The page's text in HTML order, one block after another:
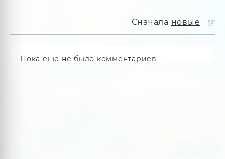
Сначала новые
Пока еще не было комментариев